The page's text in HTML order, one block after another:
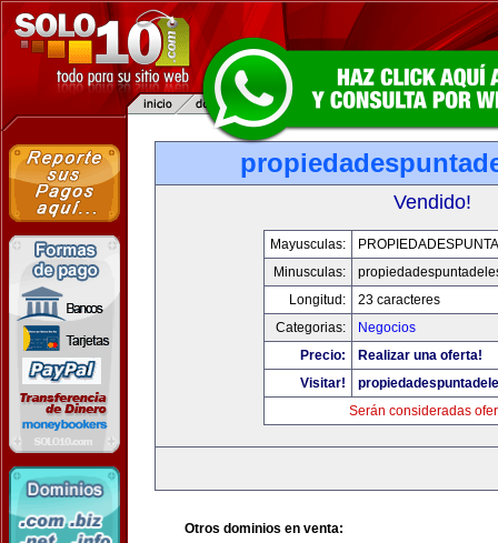
Vendido!
Mayusculas:
Minusculas:
Longitud:
23 caracteres
Categorias:
Negocios
Precio:
Realizar una oferta!
Visitar!
Serán consideradas
Otros dominios en venta: